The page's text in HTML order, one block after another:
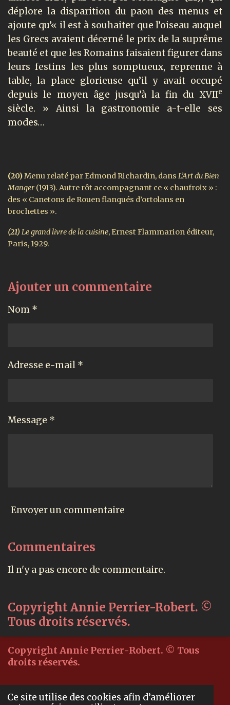
Ce site utilise des cookies afin d’améliorer
déplore la disparition du paon des menus et
ajoute qu’« il est à souhaiter que l’oiseau auquel
les Grecs avaient décerné le prix de la suprême
beauté et que les Romains faisaient figurer dans
leurs festins les plus somptueux, reprenne à
table, la place glorieuse qu’il y avait occupé
depuis le moyen âge jusqu’à la fin du XVIIe
siècle. » Ainsi la gastronomie a-t-elle ses
modes…
(20)Menu relaté par Edmond Richardin, dans L’Art du Bien
Manger (1913). Autre rôt accompagnant ce « chaufroix » :
des « Canetons de Rouen flanqués d’ortolans en
brochettes ».
(21) Le grand livre de la cuisine, Ernest Flammarion éditeur,
Paris, 1929.
Ajouter un commentaire
Nom *
Adresse e-mail *
Message *
Envoyer un commentaire
Commentaires
Il n'y a pas encore de commentaire.
Copyright Annie Perrier-Robert. ©
Tous droits réservés.
Copyright Annie Perrier-Robert. © Tous
droits réservés.
© 2020 - 2022 Souvenirs